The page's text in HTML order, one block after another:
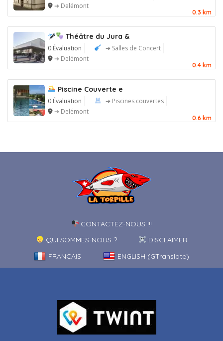
➔ Delémont
0.3 km
Théâtre du Jura &
0 Évaluation
➔ Salles de Concert
➔ Delémont
0.4 km
Piscine Couverte e
0 Évaluation
➔ Piscines couvertes
➔ Delémont
0.6 km
CONTACTEZ-NOUS !!!
QUI SOMMES-NOUS ?
DISCLAIMER
FRANCAIS
ENGLISH (GTranslate)